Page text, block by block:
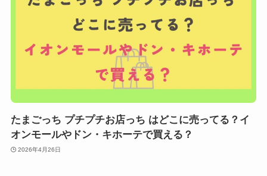
たまごっち プチプチお店っち はどこに売ってる？イ
オンモールやドン・キホーテで買える？
2026年4月26日